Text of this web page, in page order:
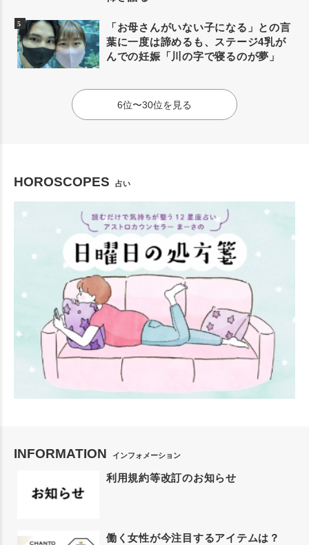
「お母さんがいない子になる」との言
葉に一度は諦めるも、ステージ4乳が
んでの妊娠「川の字で寝るのが夢」
6位〜30位を見る
HOROSCOPES 占い
INFORMATION インフォメーション
利用規約等改訂のお知らせ
働く女性が今注目するアイテムは？